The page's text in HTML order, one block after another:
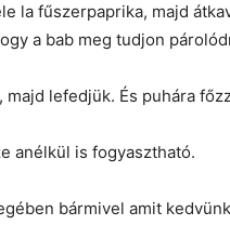
la fűszerpaprika, majd
a bab meg tudjon
lefedjük. És puhára
anélkül is fogyasztható.
bármivel amit